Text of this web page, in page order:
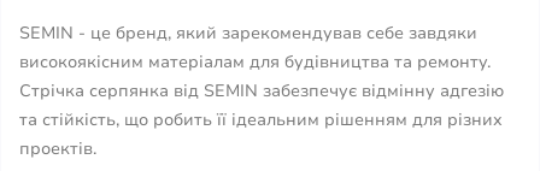
SEMIN - це бренд, який зарекомендував себе завдяки
високоякісним матеріалам для будівництва та ремонту.
Стрічка серпянка від SEMIN забезпечує відмінну адгезію
та стійкість, що робить її ідеальним рішенням для різних
проектів.